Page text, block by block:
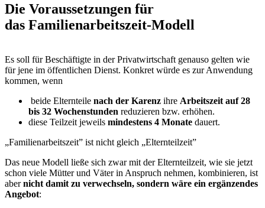
Die Voraussetzungen für
das Familienarbeitszeit-Modell
Es soll für Beschäftigte in der Privatwirtschaft genauso gelten wie
für jene im öffentlichen Dienst. Konkret würde es zur Anwendung
kommen, wenn
beide Elternteile nach der Karenz ihre Arbeitszeit auf 28
bis 32 Wochenstunden reduzieren bzw. erhöhen.
diese Teilzeit jeweils mindestens 4 Monate dauert.
„Familienarbeitszeit” ist nicht gleich „Elternteilzeit”
Das neue Modell ließe sich zwar mit der Elternteilzeit, wie sie jetzt
schon viele Mütter und Väter in Anspruch nehmen, kombinieren, ist
abernicht damit zu verwechseln, sondern wäre ein ergänzendes
Angebot: